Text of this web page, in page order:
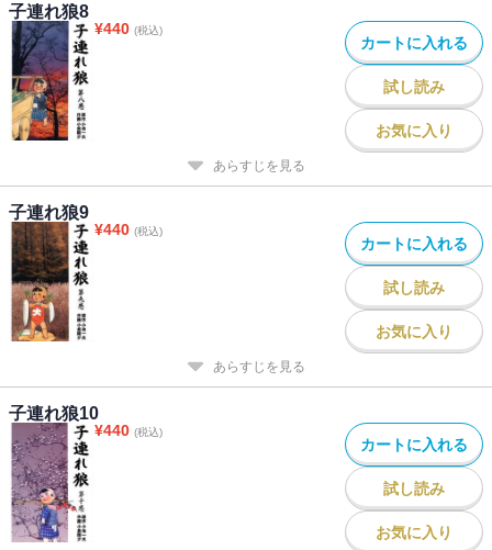
子連れ狼8
¥440 (税込)
カートに入れる
試し読み
お気に入り
あらすじを見る
子連れ狼9
¥440 (税込)
カートに入れる
試し読み
お気に入り
あらすじを見る
子連れ狼10
¥440 (税込)
カートに入れる
試し読み
お気に入り